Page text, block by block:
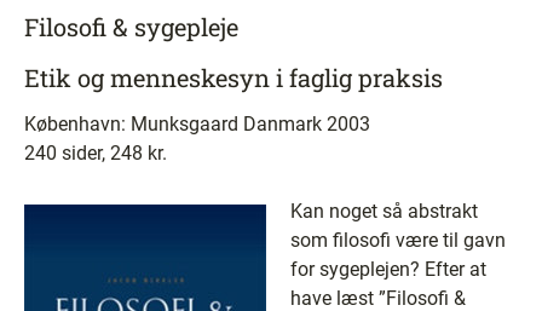
Filosofi & sygepleje
Etik og menneskesyn i faglig praksis
København: Munksgaard Danmark 2003
240 sider, 248 kr.
Kan noget så abstrakt
som filosofi være til gavn
for sygeplejen? Efter at
have læst ”Filosofi &